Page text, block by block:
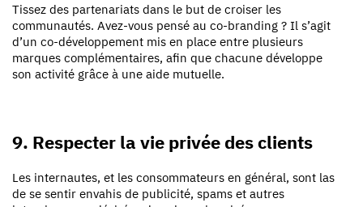
Tissez des partenariats dans le but de croiser les
communautés. Avez-vous pensé au co-branding ? Il s’agit
d’un co-développement mis en place entre plusieurs
marques complémentaires, afin que chacune développe
son activité grâce à une aide mutuelle.
9. Respecter la vie privée des clients
Les internautes, et les consommateurs en général, sont las
de se sentir envahis de publicité, spams et autres